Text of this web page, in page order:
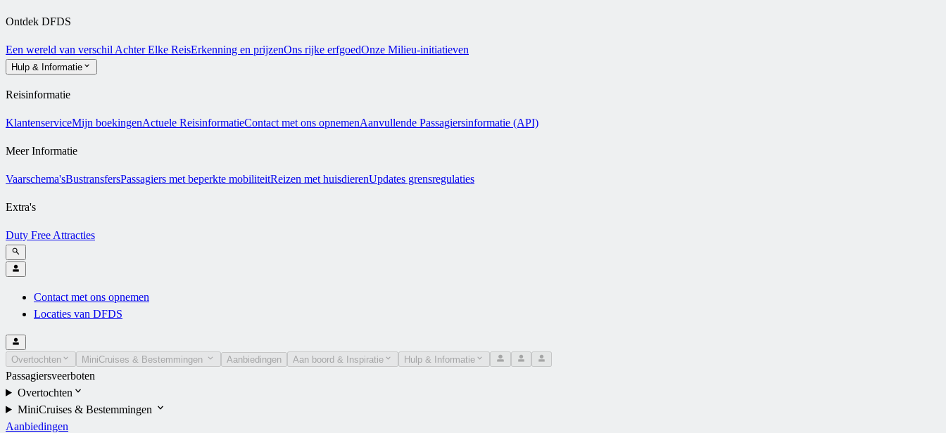
Ontdek DFDS
Een wereld van verschil Achter Elke ReisErkenning en prijzenOns rijke erfgoedOnze Milieu-initiatieven
Hulp & Informatie
Reisinformatie
KlantenserviceMijn boekingenActuele ReisinformatieContact met ons opnemenAanvullende Passagiersinformatie (API)
Meer Informatie
Vaarschema'sBustransfersPassagiers met beperkte mobiliteitReizen met huisdierenUpdates grensregulaties
Extra's
Duty Free Attracties
Contact met ons opnemen
Locaties van DFDS
Overtochten MiniCruises & Bestemmingen Aanbiedingen Aan boord & Inspiratie Hulp & Informatie
Passagiersveerboten
Overtochten
MiniCruises & Bestemmingen
Aanbiedingen